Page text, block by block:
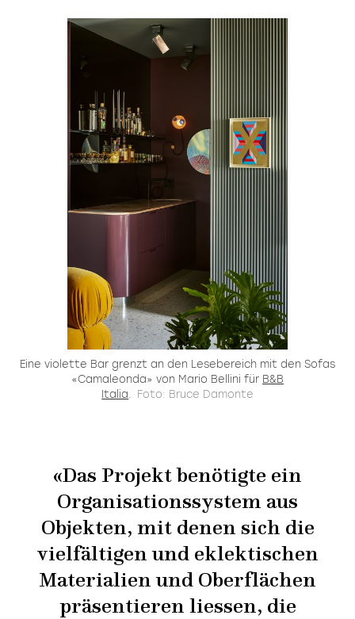
Eine violette Bar grenzt an den Lesebereich mit den Sofas
«Camaleonda» von Mario Bellini für B&B
Italia. Foto: Bruce Damonte
«Das Projekt benötigte ein
Organisationssystem aus
Objekten, mit denen sich die
vielfältigen und eklektischen
Materialien und Oberflächen
präsentieren liessen, die